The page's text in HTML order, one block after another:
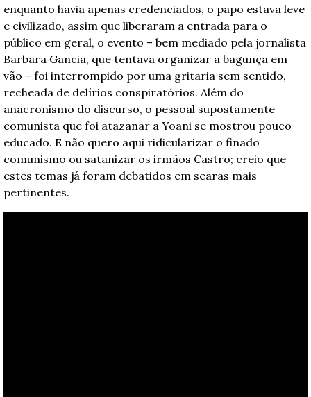
enquanto havia apenas credenciados, o papo estava leve
e civilizado, assim que liberaram a entrada para o
público em geral, o evento – bem mediado pela jornalista
Barbara Gancia, que tentava organizar a bagunça em
vão – foi interrompido por uma gritaria sem sentido,
recheada de delírios conspiratórios. Além do
anacronismo do discurso, o pessoal supostamente
comunista que foi atazanar a Yoani se mostrou pouco
educado. E não quero aqui ridicularizar o finado
comunismo ou satanizar os irmãos Castro; creio que
estes temas já foram debatidos em searas mais
pertinentes.